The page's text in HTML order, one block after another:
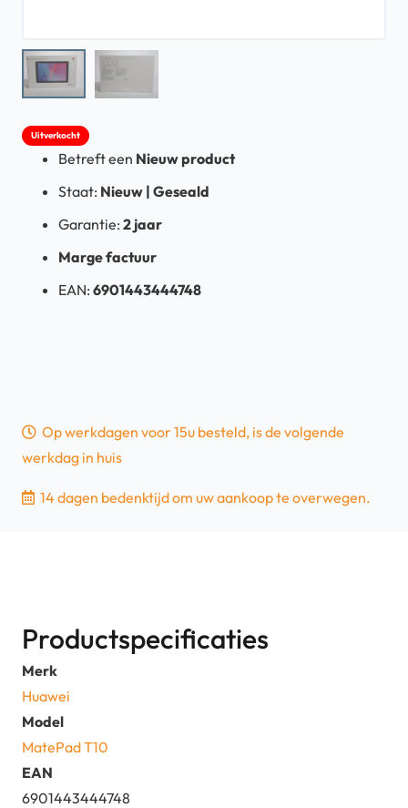
Uitverkocht
Betreft een Nieuw product
Staat: Nieuw | Geseald
Garantie: 2 jaar
Marge factuur
EAN: 6901443444748
Op werkdagen voor 15u besteld, is de volgende
werkdag in huis
14 dagen bedenktijd om uw aankoop te overwegen.
Productspecificaties
Merk
Huawei
Model
MatePad T10
EAN
6901443444748